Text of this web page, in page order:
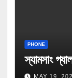
PHONE
স্যামসাং